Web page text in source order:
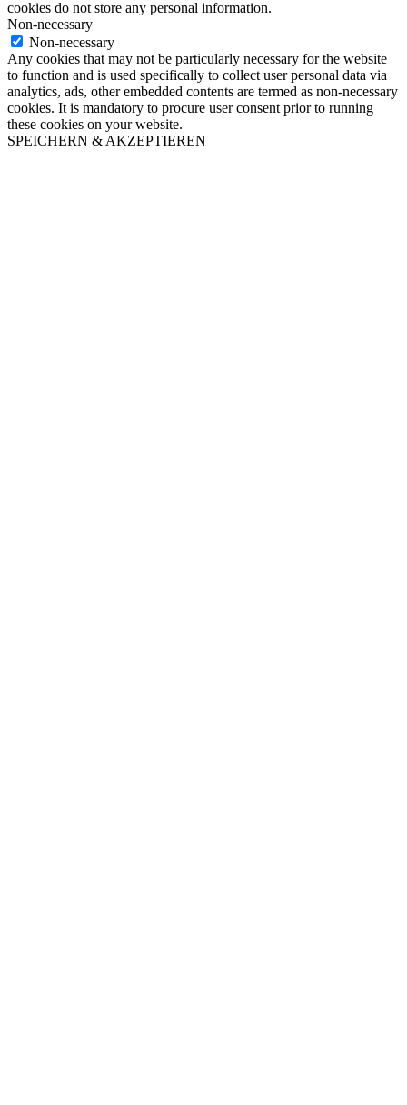
cookies do not store any personal information.
Non-necessary
Non-necessary
Any cookies that may not be particularly necessary for the website
to function and is used specifically to collect user personal data via
analytics, ads, other embedded contents are termed as non-necessary
cookies. It is mandatory to procure user consent prior to running
these cookies on your website.
SPEICHERN & AKZEPTIEREN